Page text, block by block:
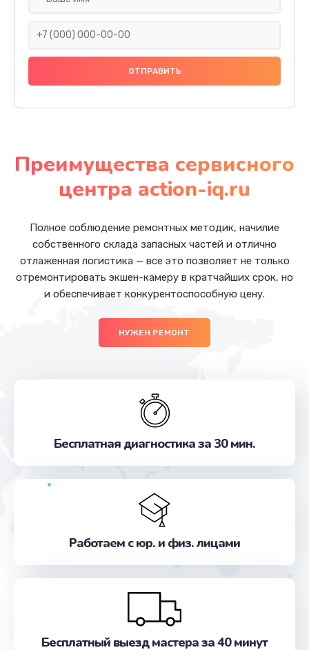
Преимущества сервисного
центра action-iq.ru
Полное соблюдение ремонтных методик, начилие
собственного склада запасных частей и отлично
отлаженная логистика — все это позволяет не только
отремонтировать экшен-камеру в кратчайших срок, но
и обеспечивает конкурентоспособную цену.
НУЖЕН РЕМОНТ
Бесплатная диагностика за 30 мин.
Работаем с юр. и физ. лицами
Бесплатный выезд мастера за 40 минут